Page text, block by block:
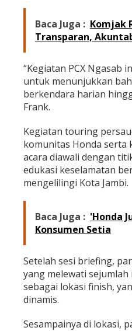
a
y
a
i
d
u
p
h
a
t
L
e
w
a
P
a
d
l
Baca Juga : Komjak
Transparan,
“Kegiatan PCX Ngasab
untuk menunjukkan
berkendara harian
Frank.
Kegiatan touring
komunitas Honda serta
acara diawali dengan
edukasi keselamatan
mengelilingi Kota Jambi.
Baca Juga : 'Honda
Konsumen Setia
Setelah sesi briefing,
yang melewati
sebagai lokasi finish,
dinamis.
Sesampainya di lokasi,